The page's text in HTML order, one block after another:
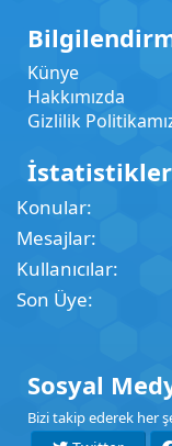
Künye
Hakkımızda
Gizlilik
İstatistikler
Konular
Mesajlar
Kullanıcılar
Son Üye
Sosyal
Bizi takip ederek her